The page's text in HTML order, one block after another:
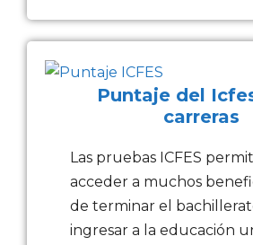
Puntaje del
carreras
Las pruebas ICFES
acceder a muchos
de terminar el
ingresar a la educación